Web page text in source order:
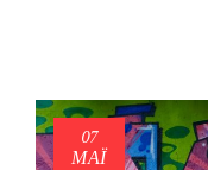
07
ΜΑΪ́